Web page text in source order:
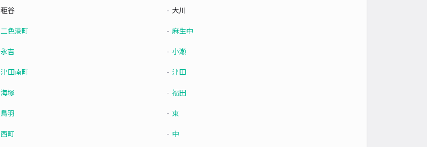
秬谷 大川
二色港町 麻生中
永吉 小瀬
津田南町 津田
海塚 福田
鳥羽 東
西町 中